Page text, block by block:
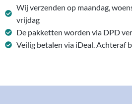
Wij verzenden op maandag,
vrijdag
De pakketten worden via DPD
Veilig betalen via iDeal. Achteraf